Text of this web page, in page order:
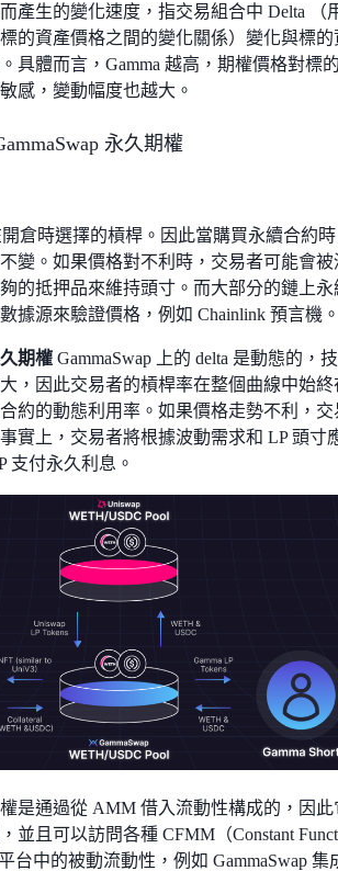
產生的變化速度，指交易組合中 Delta （
的資產價格之間的變化關係）變化與標的
具體而言，Gamma 越高，期權價格對標
感，變動幅度也越大。
永久期權
開倉時選擇的槓桿。因此當購買永續合約
變。如果價格對不利時，交易者可能會被
的抵押品來維持頭寸。而大部分的鏈上永
據源來驗證價格，例如 Chainlink 預言機
期權 GammaSwap 上的 delta 是動態的，
大，因此交易者的槓桿率在整個曲線中始終
約的動態利用率。如果價格走勢不利，交
實上，交易者將根據波動需求和 LP 頭寸
支付永久利息。
是通過從 AMM 借入流動性構成的，因此
並且可以訪問各種 CFMM（Constant
台中的被動流動性，例如 GammaSwap 集